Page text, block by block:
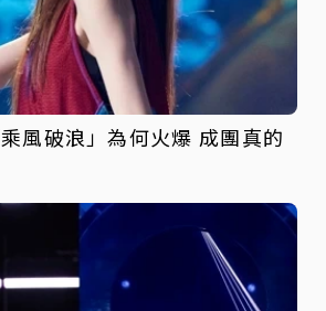
風破浪」為何火爆 成團真的